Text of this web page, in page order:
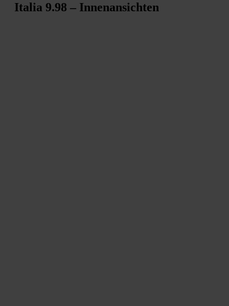
Italia 9.98 – Innenansichten